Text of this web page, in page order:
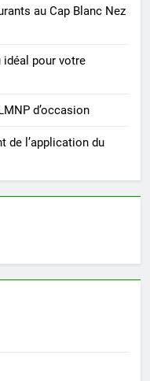
au Cap Blanc Nez
pour votre
d’occasion
de l’application du